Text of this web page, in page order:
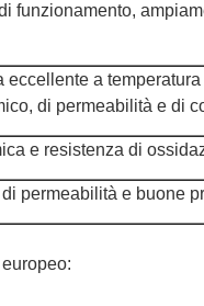
funzionamento,
eccellente a
di permeabilità e di
e resistenza di
permeabilità e buone